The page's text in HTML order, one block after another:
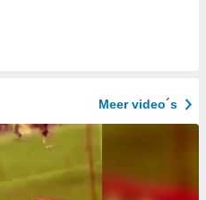
Meer video´s